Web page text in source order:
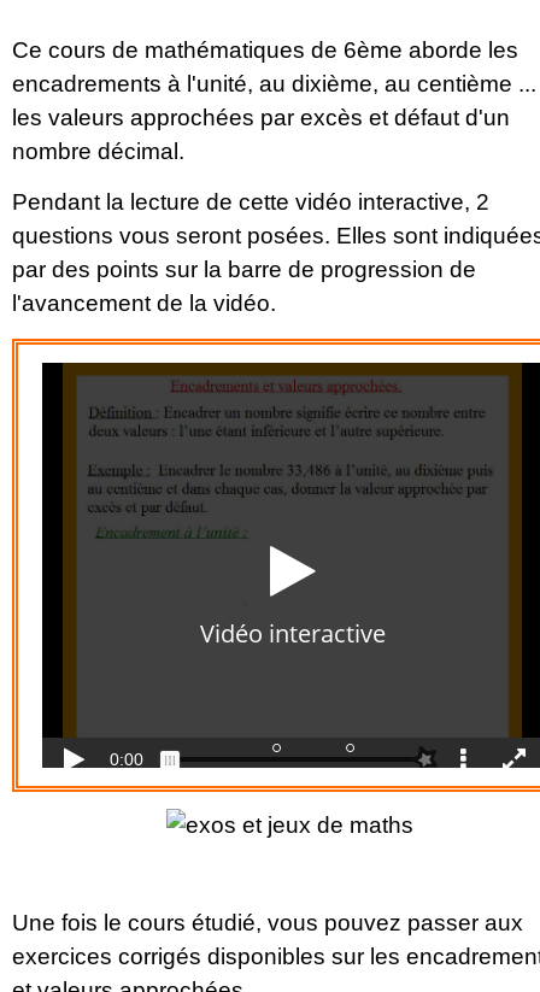
Ce cours de mathématiques de 6ème aborde les
encadrements à l'unité, au dixième, au centième
les valeurs approchées par excès et défaut d'un
nombre décimal.
Pendant la lecture de cette vidéo interactive, 2
questions vous seront posées. Elles sont
par des points sur la barre de progression de
l'avancement de la vidéo.
Une fois le cours étudié, vous pouvez passer aux
exercices corrigés disponibles sur les